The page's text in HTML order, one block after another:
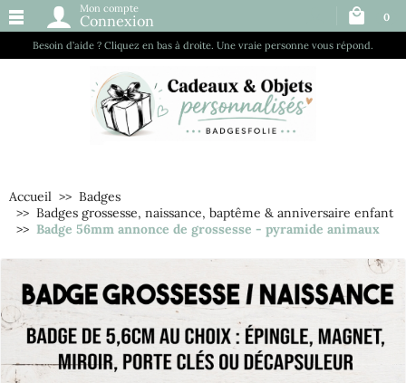
Besoin d’aide ? Cliquez en bas à droite. Une vraie personne vous répond.
Mon compte
Connexion 0
Accueil
Badges
Badges grossesse, naissance, baptême & anniversaire enfant
Badge 56mm annonce de grossesse - pyramide animaux